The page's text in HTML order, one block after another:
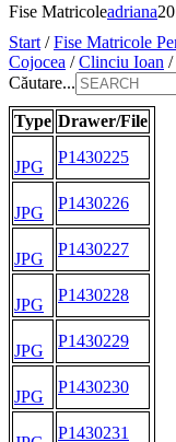
Fise Matricoleadriana
Start /Fise Matricole
Cojocea /Clinciu Ioan /
Căutare...
Type Drawer/File
JPG
P1430225
JPG
P1430226
JPG
P1430227
JPG
P1430228
JPG
P1430229
JPG
P1430230
P1430231